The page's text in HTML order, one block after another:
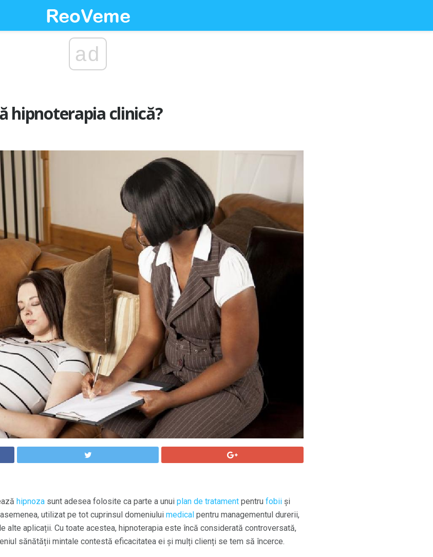
ad
hipnoterapia clinică?
hipnoza sunt adesea folosite ca parte a unui plan de tratament pentru fobii și
utilizat pe tot cuprinsul domeniului medical pentru managementul durerii,
alte aplicații. Cu toate acestea, hipnoterapia este încă considerată controversată,
sănătății mintale contestă eficacitatea ei și mulți clienți se tem să încerce.